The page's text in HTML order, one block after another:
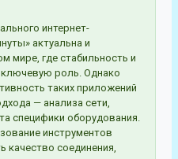
интернет-
актуальна и
мире, где стабильность и
ключевую роль. Однако
таких приложений
— анализа сети,
специфики оборудования.
инструментов
соединения,